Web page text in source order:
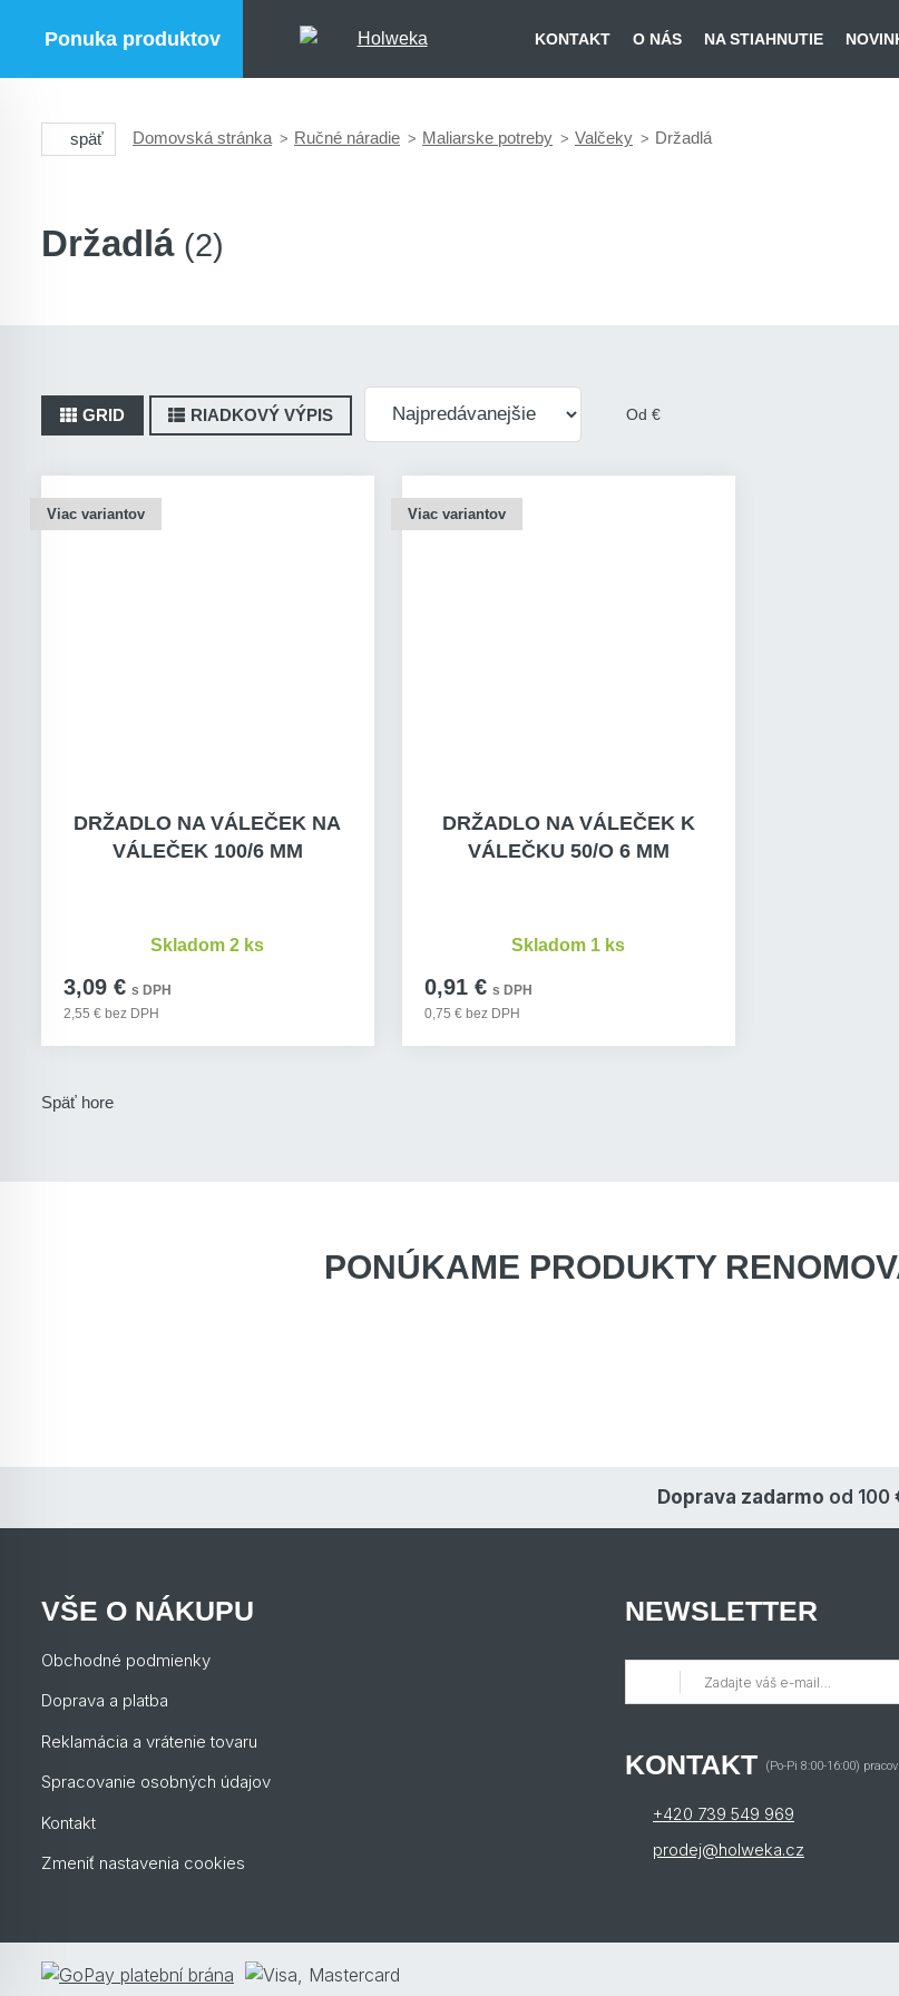
Ponuka produktov KONTAKT O NÁS NA STIAHNUTIE
späť Domovská stránka Ručné náradie Maliarske potreby Valčeky Držadlá
Držadlá (2)
GRID RIADKOVÝ VÝPIS Od €
Viac variantov
DRŽADLO NA VÁLEČEK NA
VÁLEČEK 100/6 MM
3,09 € s DPH
2,55 € bez DPH
Skladom 2 ks
Viac variantov
DRŽADLO NA VÁLEČEK K
VÁLEČKU 50/O 6 MM
0,91 € s DPH
0,75 € bez DPH
Skladom 1 ks
Späť hore
PONÚKAME PRODUKTY
Doprava zadarmo od 100
VŠE O NÁKUPU
Obchodné podmienky
Doprava a platba
Reklamácia a vrátenie tovaru
Spracovanie osobných údajov
Kontakt
Zmeniť nastavenia cookies
NEWSLETTER
KONTAKT (Po-Pi 8:00-16:00)
+420 739 549 969
prodej@holweka.cz